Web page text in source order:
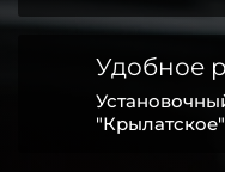
Удобное
"Крылатское"